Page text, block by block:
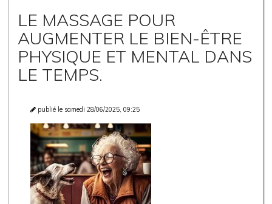
LE MASSAGE POUR
AUGMENTER LE BIEN-ÊTRE
PHYSIQUE ET MENTAL DANS
LE TEMPS.
publié le samedi 28/06/2025, 09:25